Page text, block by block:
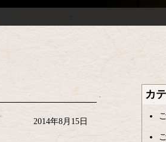
カ
2014年8月15日